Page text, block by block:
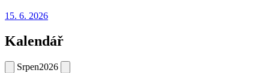
15. 6. 2026
Kalendář
Srpen2026